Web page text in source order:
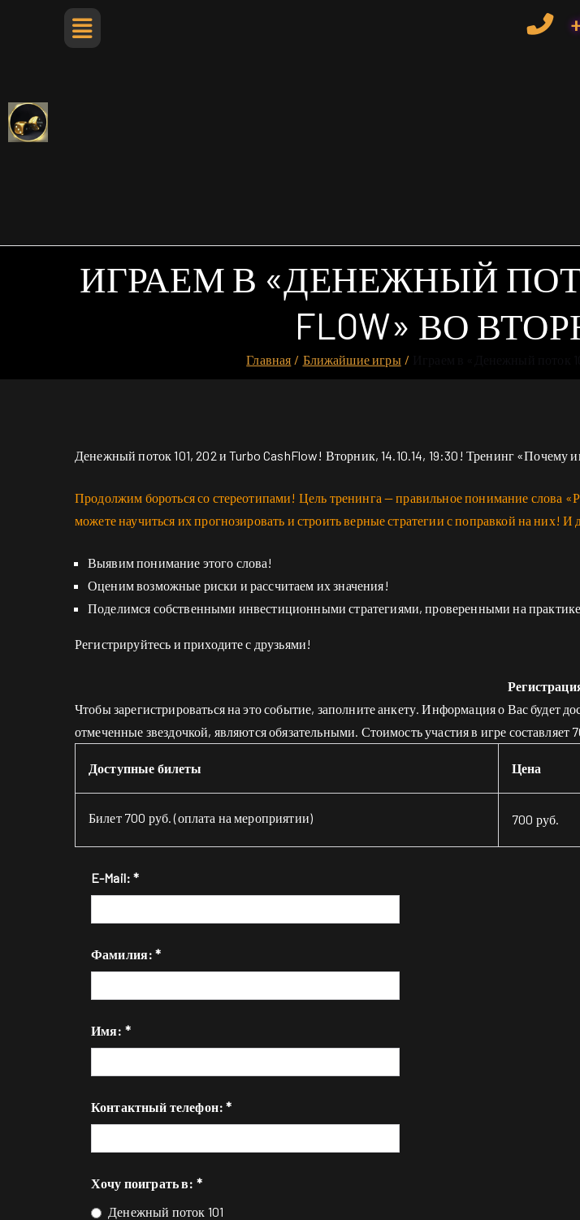
ИГРАЕМ В «ДЕНЕЖНЫЙ ПОТОК
FLOW» ВО
Главная Ближайшие игры
Денежный поток 101, 202 и Turbo CashFlow! Вторник, 14.10.14, 19:30! Тренинг «Почему
Продолжим бороться со стереотипами! Цель тренинга — правильное понимание слова
можете научиться их прогнозировать и строить верные стратегии с поправкой на них!
Выявим понимание этого слова!
Оценим возможные риски и рассчитаем их значения!
Поделимся собственными инвестиционными стратегиями, проверенными на
Регистрируйтесь и приходите с друзьями!
Чтобы зарегистрироваться на это событие, заполните анкету. Информация о Вас будет
отмеченные звездочкой, являются обязательными. Стоимость участия в игре составляет
Доступные билеты Цена
Билет 700 руб. (оплата на мероприятии) 700 руб.
E-Mail: *
Фамилия: *
Имя: *
Контактный телефон: *
Хочу поиграть в: *
Денежный поток 101